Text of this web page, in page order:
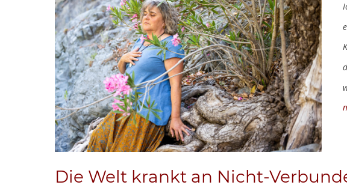
Die Welt krankt an Nicht-